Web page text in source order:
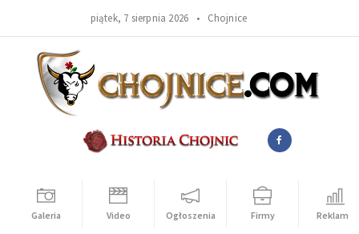
piątek, 7 sierpnia 2026 • Chojnice
Galeria Video Ogłoszenia Firmy Reklama